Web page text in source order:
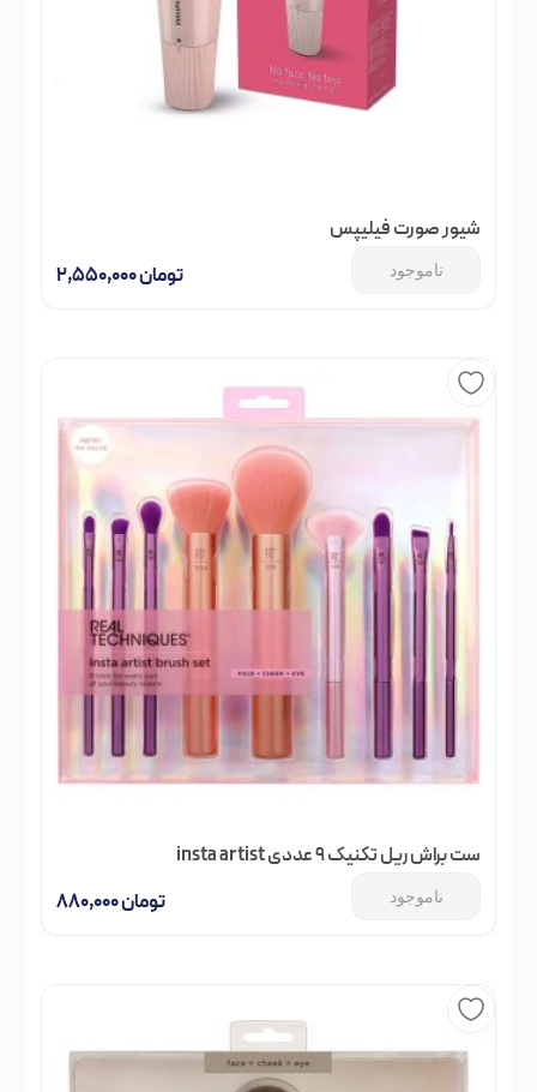
شیور صورت فیلیپس
تومان
ناموجود
ست براش ریل تکنیک 9 عددی insta artist
تومان
ناموجود